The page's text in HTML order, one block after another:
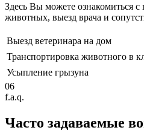
Здесь Вы можете ознакомиться
животных, выезд врача и
Выезд ветеринара на дом
Транспортировка животного в
Усыпление грызуна
06
f.a.q.
Часто задаваемые